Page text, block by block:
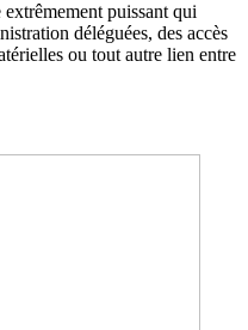
puissant qui
déléguées, des accès
ou tout autre lien entre